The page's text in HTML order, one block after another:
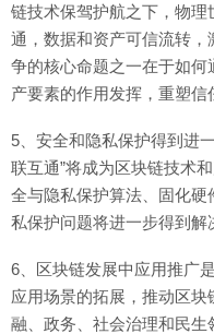
链技术保驾护航之下，物
通，数据和资产可信流转
争的核心命题之一在于如
产要素的作用发挥，重塑信
5、安全和隐私保护得到进
联互通”将成为区块链技术
全与隐私保护算法、固化
私保护问题将进一步得到解
6、区块链发展中应用推广
应用场景的拓展，推动区
融、政务、社会治理和民